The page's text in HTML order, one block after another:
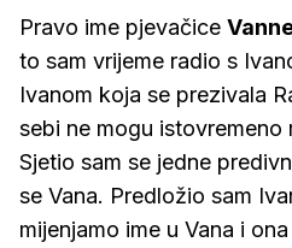
Pravo ime pjevačice
to sam vrijeme radio s
Ivanom koja se prezivala
sebi ne mogu istovremeno
Sjetio sam se jedne
se Vana. Predložio sam
mijenjamo ime u Vana i